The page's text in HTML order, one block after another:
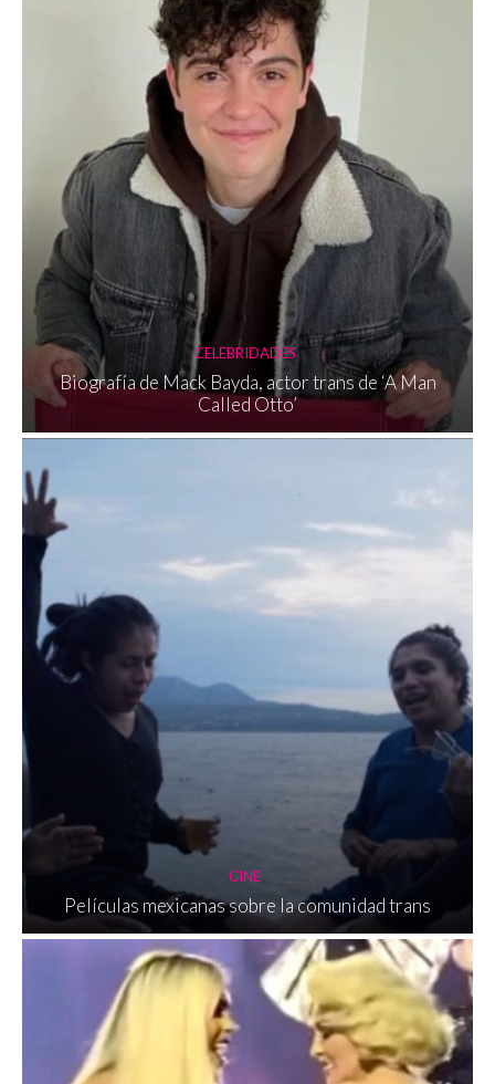
CELEBRIDADES
Biografía de Mack Bayda, actor trans de ‘A Man
Called Otto’
CINE
Películas mexicanas sobre la comunidad trans